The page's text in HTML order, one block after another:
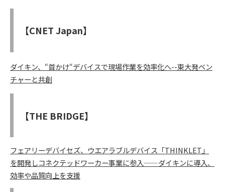
【CNET Japan】
ダイキン、“首かけ“デバイスで現場作業を効率化へ--東大発ベン
チャーと共創
【THE BRIDGE】
フェアリーデバイセズ、ウエアラブルデバイス「THINKLET」
を開発しコネクテッドワーカー事業に参入——ダイキンに導入、
効率や品質向上を支援